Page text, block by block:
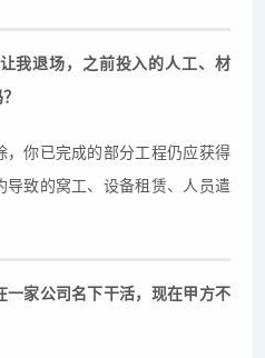
我退场，之前投入的人工、材
，你已完成的部分工程仍应获得
导致的窝工、设备租赁、人员遣
一家公司名下干活，现在甲方不